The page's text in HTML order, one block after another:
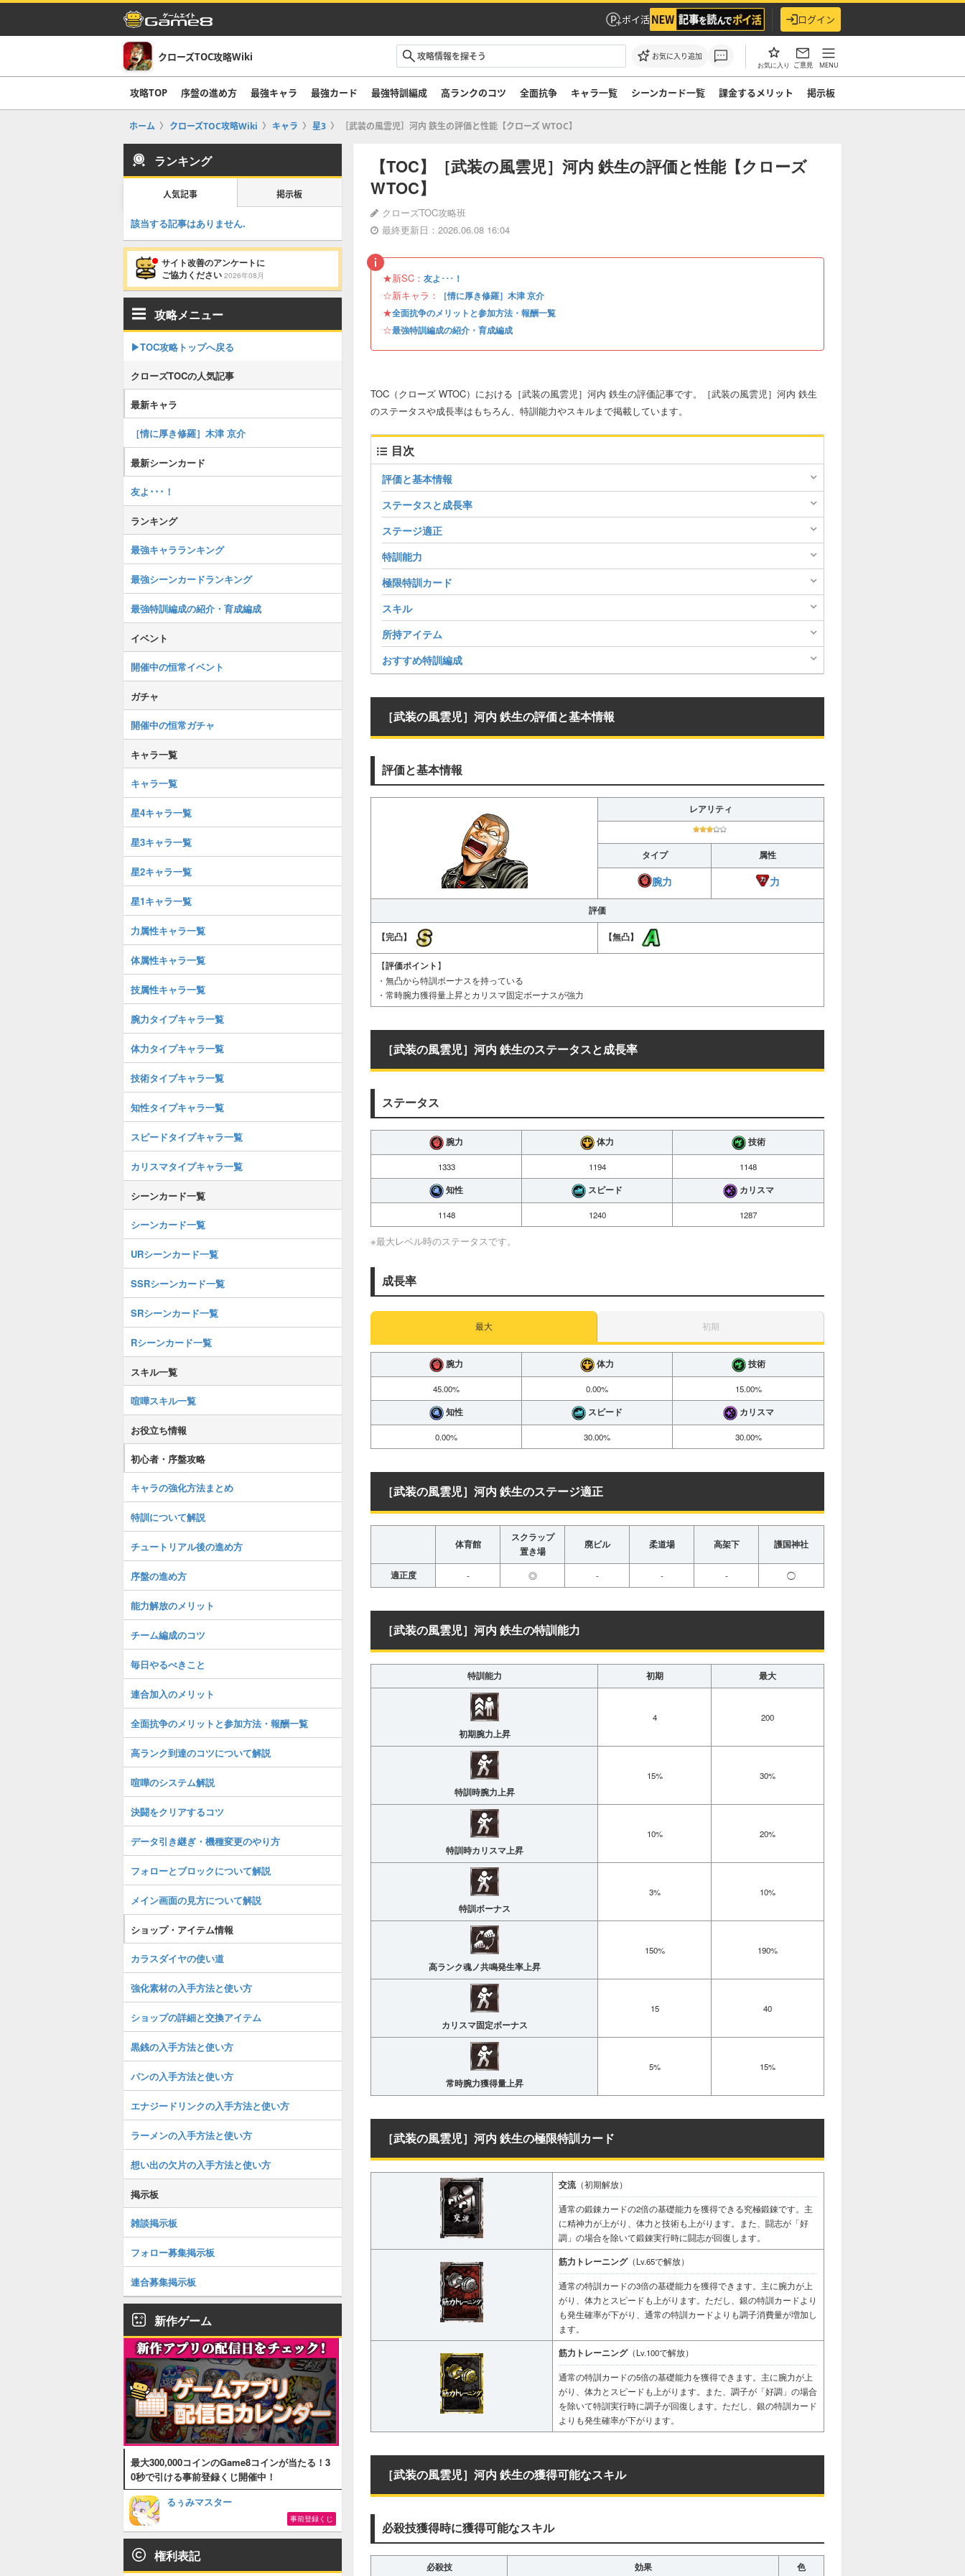
ポイ活 ログイン
クローズTOC攻略Wiki お気に入り追加
お気に入り ご意見 MENU
攻略TOP 序盤の進め方 最強キャラ 最強カード 最強特訓編成 高ランクのコツ 全面抗争 キャラ一覧 シーンカード一覧 課金するメリット 掲示板
ホーム クローズTOC攻略Wiki キャラ 星3 ［武装の風雲児］河内 鉄生の評価と性能【クローズ WTOC】
【TOC】［武装の風雲児］河内 鉄生の評価と性能【クローズ
WTOC】
クローズTOC攻略班
最終更新日：2026.06.08 16:04
★新SC： 友よ･･･！
☆新キャラ： ［情に厚き修羅］木津 京介
★全面抗争のメリットと参加方法・報酬一覧
☆最強特訓編成の紹介・育成編成
TOC（クローズ WTOC）における［武装の風雲児］河内 鉄生の評価記事です。［武装の風雲児］河内 鉄生
のステータスや成長率はもちろん、特訓能力やスキルまで掲載しています。
目次
評価と基本情報
ステータスと成長率
ステージ適正
特訓能力
極限特訓カード
スキル
所持アイテム
おすすめ特訓編成
［武装の風雲児］河内 鉄生の評価と基本情報
評価と基本情報
レアリティ
タイプ 属性
腕力 力
評価
【完凸】 【無凸】
【評価ポイント】
・無凸から特訓ボーナスを持っている
・常時腕力獲得量上昇とカリスマ固定ボーナスが強力
［武装の風雲児］河内 鉄生のステータスと成長率
ステータス
腕力 体力 技術
1333 1194 1148
知性 スピード カリスマ
1148 1240 1287
※最大レベル時のステータスです。
成長率
最大 初期
腕力 体力 技術
45.00% 0.00% 15.00%
知性 スピード カリスマ
0.00% 30.00% 30.00%
［武装の風雲児］河内 鉄生のステージ適正
体育館
スクラップ
置き場
廃ビル 柔道場 高架下 護国神社
適正度 - ◎ - - - ◯
［武装の風雲児］河内 鉄生の特訓能力
特訓能力 初期 最大
初期腕力上昇
4 200
特訓時腕力上昇
15% 30%
特訓時カリスマ上昇
10% 20%
特訓ボーナス
3% 10%
高ランク魂ノ共鳴発生率上昇
150% 190%
カリスマ固定ボーナス
15 40
常時腕力獲得量上昇
5% 15%
［武装の風雲児］河内 鉄生の極限特訓カード
交流（初期解放）
通常の鍛錬カードの2倍の基礎能力を獲得できる究極鍛錬です。主
に精神力が上がり、体力と技術も上がります。また、闘志が「好
調」の場合を除いて鍛錬実行時に闘志が回復します。
筋力トレーニング（Lv.65で解放）
通常の特訓カードの3倍の基礎能力を獲得できます。主に腕力が上
がり、体力とスピードも上がります。ただし、銀の特訓カードより
も発生確率が下がり、通常の特訓カードよりも調子消費量が増加し
ます。
筋力トレーニング（Lv.100で解放）
通常の特訓カードの5倍の基礎能力を獲得できます。主に腕力が上
がり、体力とスピードも上がります。また、調子が「好調」の場合
を除いて特訓実行時に調子が回復します。ただし、銀の特訓カード
よりも発生確率が下がります。
［武装の風雲児］河内 鉄生の獲得可能なスキル
必殺技獲得時に獲得可能なスキル
必殺技 効果 色
ランキング
人気記事 掲示板
該当する記事はありません.
サイト改善のアンケートに
ご協力ください 2026年08月
攻略メニュー
▶TOC攻略トップへ戻る
クローズTOCの人気記事
最新キャラ
［情に厚き修羅］木津 京介
最新シーンカード
友よ･･･！
ランキング
最強キャラランキング
最強シーンカードランキング
最強特訓編成の紹介・育成編成
イベント
開催中の恒常イベント
ガチャ
開催中の恒常ガチャ
キャラ一覧
キャラ一覧
星4キャラ一覧
星3キャラ一覧
星2キャラ一覧
星1キャラ一覧
力属性キャラ一覧
体属性キャラ一覧
技属性キャラ一覧
腕力タイプキャラ一覧
体力タイプキャラ一覧
技術タイプキャラ一覧
知性タイプキャラ一覧
スピードタイプキャラ一覧
カリスマタイプキャラ一覧
シーンカード一覧
シーンカード一覧
URシーンカード一覧
SSRシーンカード一覧
SRシーンカード一覧
Rシーンカード一覧
スキル一覧
喧嘩スキル一覧
お役立ち情報
初心者・序盤攻略
キャラの強化方法まとめ
特訓について解説
チュートリアル後の進め方
序盤の進め方
能力解放のメリット
チーム編成のコツ
毎日やるべきこと
連合加入のメリット
全面抗争のメリットと参加方法・報酬一覧
高ランク到達のコツについて解説
喧嘩のシステム解説
決闘をクリアするコツ
データ引き継ぎ・機種変更のやり方
フォローとブロックについて解説
メイン画面の見方について解説
ショップ・アイテム情報
カラスダイヤの使い道
強化素材の入手方法と使い方
ショップの詳細と交換アイテム
黒銭の入手方法と使い方
パンの入手方法と使い方
エナジードリンクの入手方法と使い方
ラーメンの入手方法と使い方
想い出の欠片の入手方法と使い方
掲示板
雑談掲示板
フォロー募集掲示板
連合募集掲示板
新作ゲーム
最大300,000コインのGame8コインが当たる！3
0秒で引ける事前登録くじ開催中！
るぅみマスター
事前登録くじ
権利表記